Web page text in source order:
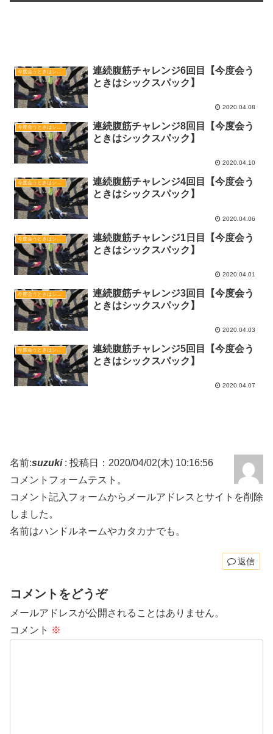
今度会うときはシックスパック
連続腹筋チャレンジ6回目【今度会う
ときはシックスパック】
2020.04.08
今度会うときはシックスパック
連続腹筋チャレンジ8回目【今度会う
ときはシックスパック】
2020.04.10
今度会うときはシックスパック
連続腹筋チャレンジ4回目【今度会う
ときはシックスパック】
2020.04.06
今度会うときはシックスパック
連続腹筋チャレンジ1日目【今度会う
ときはシックスパック】
2020.04.01
今度会うときはシックスパック
連続腹筋チャレンジ3回目【今度会う
ときはシックスパック】
2020.04.03
今度会うときはシックスパック
連続腹筋チャレンジ5回目【今度会う
ときはシックスパック】
2020.04.07
名前:suzuki: 投稿日：2020/04/02(木) 10:16:56
コメントフォームテスト。
コメント記入フォームからメールアドレスとサイトを削除
しました。
名前はハンドルネームやカタカナでも。
返信
コメントをどうぞ
メールアドレスが公開されることはありません。
コメント ※